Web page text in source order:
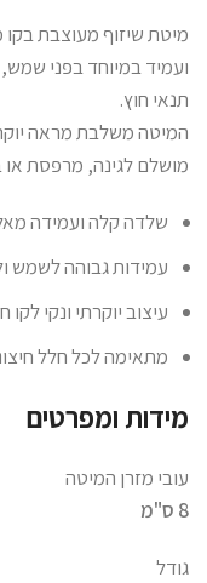
מיטת שיזוף מעוצבת בקו
ועמיד במיוחד בפני
תנאי חוץ.
המיטה משלבת מראה
מושלם לגינה, מרפסת או
שלדה קלה ועמידה
עמידות גבוהה לשמש
עיצוב יוקרתי ונקי לקו
מתאימה לכל חלל
מידות ומפרטים
עובי מזרן המיטה
8 ס"מ
גודל